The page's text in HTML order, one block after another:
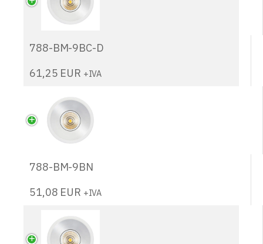
788-BM-9BC-D
61,25 EUR +IVA
788-BM-9BN
51,08 EUR +IVA